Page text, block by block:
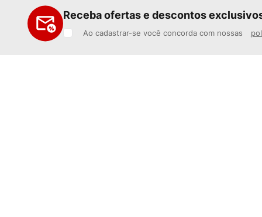
Receba ofertas e descontos
Ao cadastrar-se você concorda com nossas